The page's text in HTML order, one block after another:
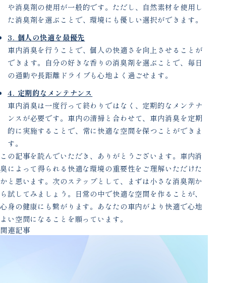
や消臭剤の使用が一般的です。ただし、自然素材を使用し
た消臭剤を選ぶことで、環境にも優しい選択ができます。
3. 個人の快適を最優先
車内消臭を行うことで、個人の快適さを向上させることが
できます。自分の好きな香りの消臭剤を選ぶことで、毎日
の通勤や長距離ドライブも心地よく過ごせます。
4. 定期的なメンテナンス
車内消臭は一度行って終わりではなく、定期的なメンテナ
ンスが必要です。車内の清掃と合わせて、車内消臭を定期
的に実施することで、常に快適な空間を保つことができま
す。
この記事を読んでいただき、ありがとうございます。車内消
臭によって得られる快適な環境の重要性をご理解いただけた
かと思います。次のステップとして、まずは小さな消臭剤か
ら試してみましょう。日常の中で快適な空間を作ることが、
心身の健康にも繋がります。あなたの車内がより快適で心地
よい空間になることを願っています。
関連記事